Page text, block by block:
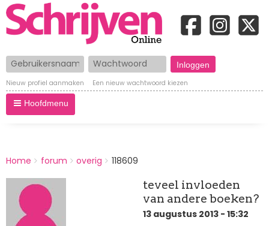
Gebruikersnaam Wachtwoord
Nieuw profiel aanmaken Een nieuw wachtwoord kiezen
Hoofdmenu
BREADCRUMBS
You
here:
Home forum overig 118609
teveel invloeden
van andere boeken?
13 augustus 2013 - 15:32